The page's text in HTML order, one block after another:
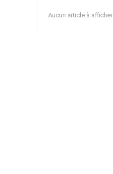
Aucun article à afficher